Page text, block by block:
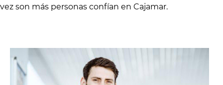
vez son más personas confían en Cajamar.